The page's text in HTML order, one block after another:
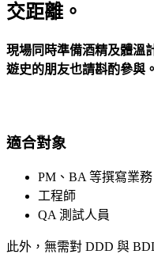
交距離。
現場同時準備酒精及體溫
遊史的朋友也請斟酌參與。
適合對象
PM、BA 等撰寫業
工程師
QA 測試人員
此外，無需對 DDD 與